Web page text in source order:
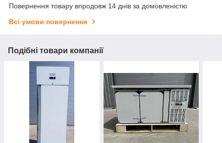
Повернення товару впродовж 14 днів за домовленістю
Всі умови повернення
Подібні товари компанії